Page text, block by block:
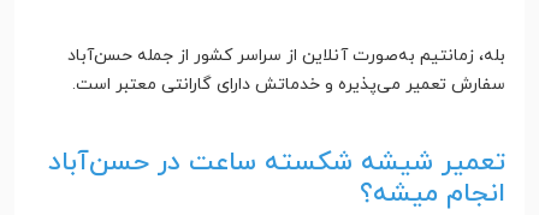
بله، زمانتیم به‌صورت آنلاین از سراسر کشور از جمله حسن‌آباد
سفارش تعمیر می‌پذیره و خدماتش دارای گارانتی معتبر است.
تعمیر شیشه شکسته ساعت در حسن‌آباد
انجام میشه؟